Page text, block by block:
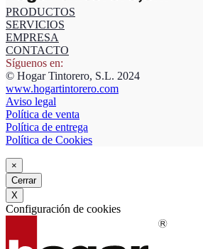
PRODUCTOS
SERVICIOS
EMPRESA
CONTACTO
Síguenos en:
© Hogar Tintorero, S.L. 2024
www.hogartintorero.com
Aviso legal
Política de venta
Política de entrega
Política de Cookies
×
Cerrar
X
Configuración de cookies